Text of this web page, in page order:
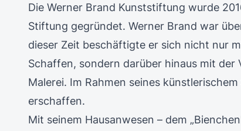
Die Werner Brand Kunststiftung wurde
Stiftung gegründet. Werner Brand war
dieser Zeit beschäftigte er sich nicht nur
Schaffen, sondern darüber hinaus mit
Malerei. Im Rahmen seines
erschaffen.
Mit seinem Hausanwesen – dem